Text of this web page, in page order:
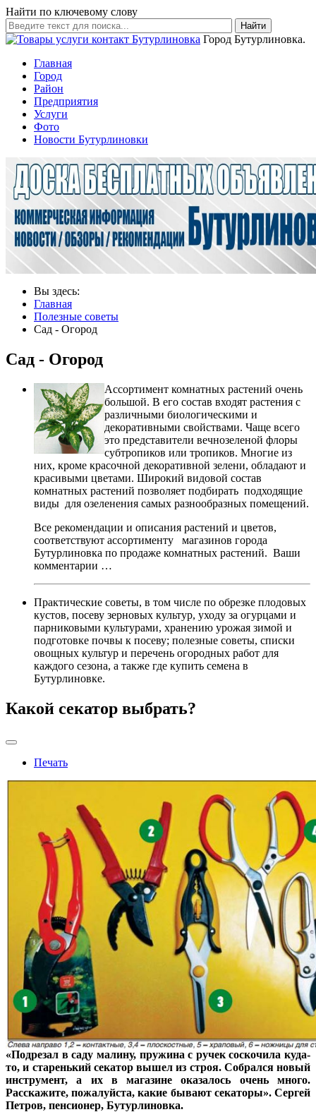
Найти по ключевому слову
Найти
Город Бутурлиновка.
Главная
Город
Район
Предприятия
Услуги
Фото
Новости Бутурлиновки
Вы здесь:
Главная
Полезные советы
Сад - Огород
Сад - Огород
Ассортимент комнатных растений очень
большой. В его состав входят растения с
различными биологическими и
декоративными свойствами. Чаще всего
это представители вечнозеленой флоры
субтропиков или тропиков. Многие из
них, кроме красочной декоративной зелени, обладают и
красивыми цветами. Широкий видовой состав
комнатных растений позволяет подбирать подходящие
виды для озеленения самых разнообразных помещений.
Все рекомендации и описания растений и цветов,
соответствуют ассортименту магазинов города
Бутурлиновка по продаже комнатных растений. Ваши
комментарии …
Практические советы, в том числе по обрезке плодовых
кустов, посеву зерновых культур, уходу за огурцами и
парниковыми культурами, хранению урожая зимой и
подготовке почвы к посеву; полезные советы, списки
овощных культур и перечень огородных работ для
каждого сезона, а также где купить семена в
Бутурлиновке.
Какой секатор выбрать?
Печать
«Подрезал в саду малину, пружина с ручек соскочила куда-
то, и старенький секатор вышел из строя. Собрался новый
инструмент, а их в магазине оказалось очень много.
Расскажите, пожалуйста, какие бывают секаторы». Сергей
Петров, пенсионер, Бутурлиновка.